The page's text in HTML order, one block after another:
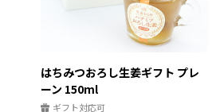
はちみつおろし生姜ギフト プレ
ーン 150ml
ギフト対応可